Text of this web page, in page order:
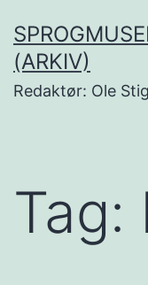
til
indhold
(ARKIV)
Redaktør: Ole
Tag: